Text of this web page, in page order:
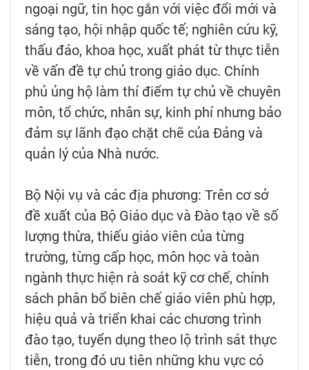
ngoại ngữ, tin học gắn với việc đổi mới và
sáng tạo, hội nhập quốc tế; nghiên cứu kỹ,
thấu đáo, khoa học, xuất phát từ thực tiễn
về vấn đề tự chủ trong giáo dục. Chính
phủ ủng hộ làm thí điểm tự chủ về chuyên
môn, tổ chức, nhân sự, kinh phí nhưng bảo
đảm sự lãnh đạo chặt chẽ của Đảng và
quản lý của Nhà nước.
Bộ Nội vụ và các địa phương: Trên cơ sở
đề xuất của Bộ Giáo dục và Đào tạo về số
lượng thừa, thiếu giáo viên của từng
trường, từng cấp học, môn học và toàn
ngành thực hiện rà soát kỹ cơ chế, chính
sách phân bổ biên chế giáo viên phù hợp,
hiệu quả và triển khai các chương trình
đào tạo, tuyển dụng theo lộ trình sát thực
tiễn, trong đó ưu tiên những khu vực có